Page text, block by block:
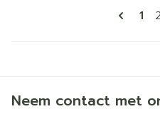
U
1
Neem contact met